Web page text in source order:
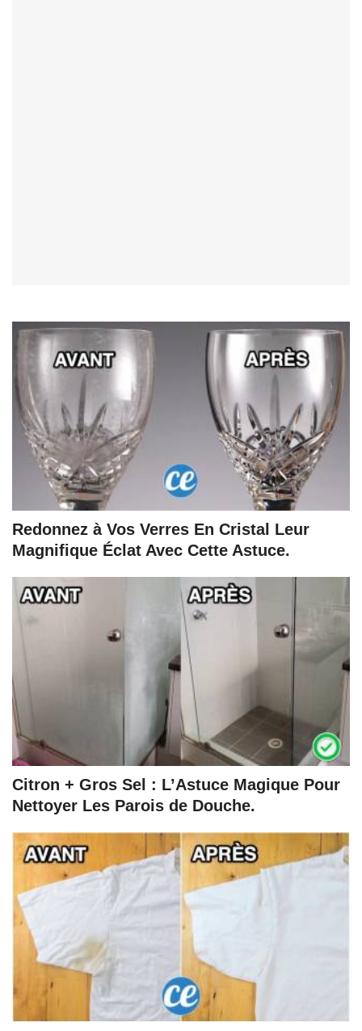
Redonnez à Vos Verres En Cristal Leur
Magnifique Éclat Avec Cette Astuce.
Citron + Gros Sel : L’Astuce Magique Pour
Nettoyer Les Parois de Douche.